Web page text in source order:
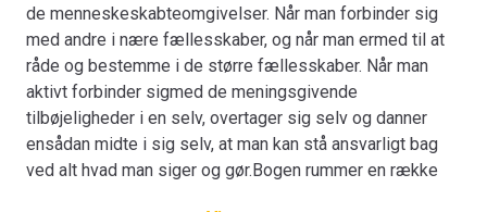
mennesker i de større fællesskaber.Forholdet til de tre
verdener bliver - i tre epiloger til hver af de bogens tre
hoveddele- illustreret gennem en dybtgående analyse af
Sigrid Undsets store romanKristin Lavransdatter.
de menneskeskabteomgivelser. Når man forbinder sig
med andre i nære fællesskaber, og når man ermed til at
råde og bestemme i de større fællesskaber. Når man
aktivt forbinder sigmed de meningsgivende
tilbøjeligheder i en selv, overtager sig selv og danner
ensådan midte i sig selv, at man kan stå ansvarligt bag
ved alt hvad man siger og gør.Bogen rummer en række